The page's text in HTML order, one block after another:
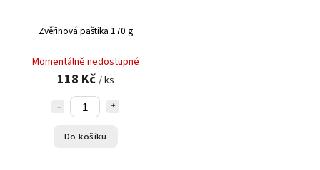
Zvěřinová paštika 170 g
Momentálně nedostupné
118 Kč / ks
Do košíku